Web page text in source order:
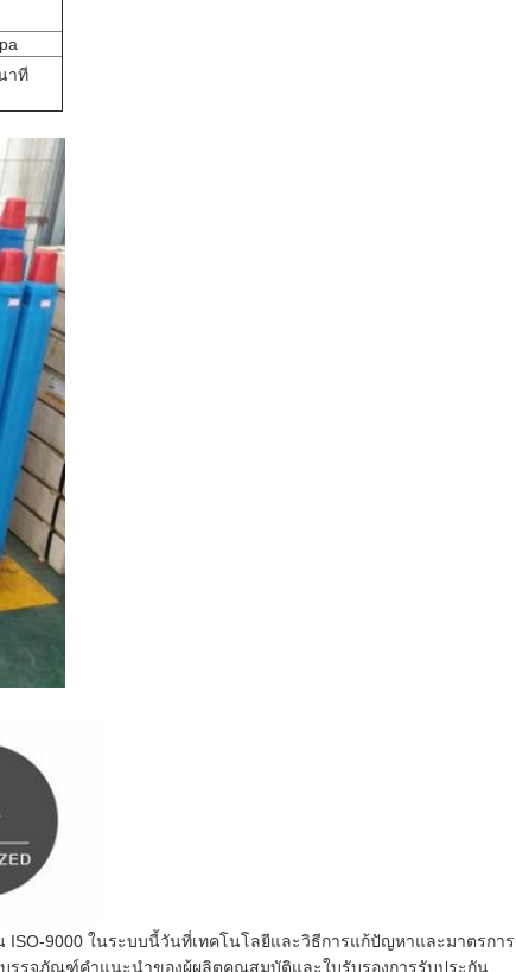
าที
9000 ในระบบนี้วันที่เทคโนโลยีและวิธีการแก้ปัญหาและมาตรการ
รรจุภัณฑ์คำแนะนำของผู้ผลิตคุณสมบัติและใบรับรองการรับประกัน